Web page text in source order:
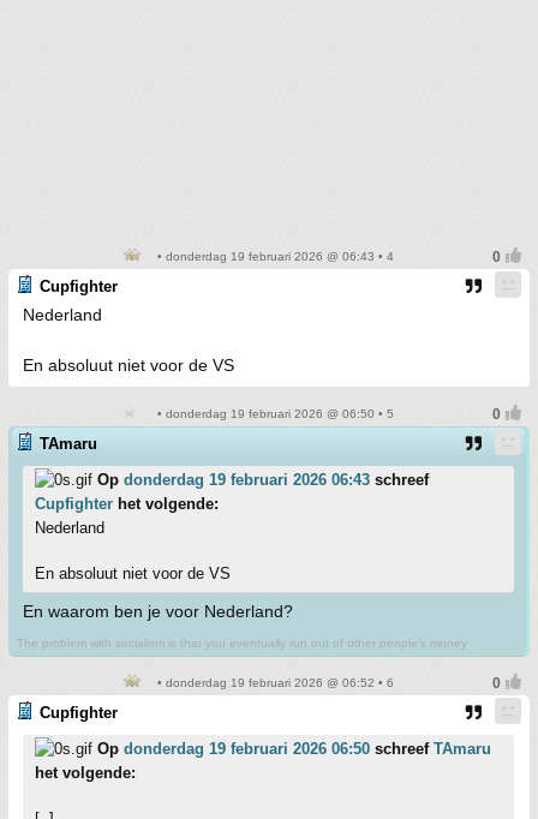
• donderdag 19 februari 2026 @ 06:43 • 4
Cupfighter
Nederland
En absoluut niet voor de VS
• donderdag 19 februari 2026 @ 06:50 • 5
TAmaru
Op donderdag 19 februari 2026 06:43 schreef
Cupfighter het volgende:
Nederland
En absoluut niet voor de VS
En waarom ben je voor Nederland?
The problem with socialism is that you eventually run out of other people's money
• donderdag 19 februari 2026 @ 06:52 • 6
Cupfighter
Op donderdag 19 februari 2026 06:50 schreef TAmaru
het volgende: